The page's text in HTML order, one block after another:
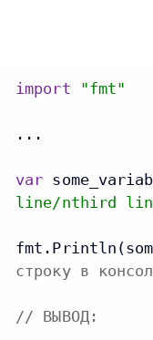
import "fmt"
...
var
line/nthird
строку в
// ВЫВОД: